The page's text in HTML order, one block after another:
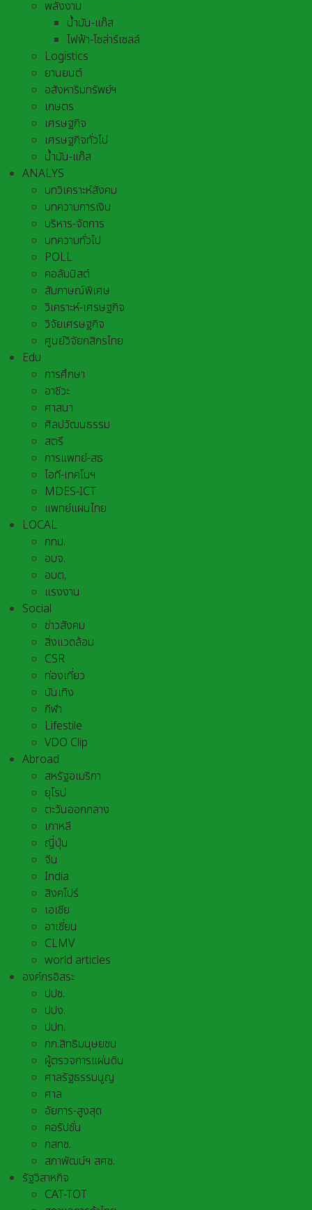
พลังงาน
น้ำมัน-แก๊ส
ไฟฟ้า-โซล่าร์เซลล์
Logistics
ยานยนต์
อสังหาริมทรัพย์ฯ
เกษตร
เศรษฐกิจ
เศรษฐกิจทั่วไป
น้ำมัน-แก๊ส
ANALYS
บทวิเคราะห์สังคม
บทความการเงิน
บริหาร-จัดการ
บทความทั่วไป
POLL
คอลัมนิสต์
สัมภาษณ์พิเศษ
วิเคราะห์-เศรษฐกิจ
วิจัยเศรษฐกิจ
ศูนย์วิจัยกสิกรไทย
Edu
การศึกษา
อาชีวะ
ศาสนา
ศิลปวัฒนธรรม
สตรี
การแพทย์-สธ
ไอที-เทคโนฯ
MDES-ICT
แพทย์แผนไทย
LOCAL
กทม.
อบจ.
อบต,
แรงงาน
Social
ข่าวสังคม
สิ่งแวดล้อม
CSR
ท่องเที่ยว
บันเทิง
กีฬา
Lifestile
VDO Clip
Abroad
สหรัฐอเมริกา
ยุโรป
ตะวันออกกลาง
เกาหลี
ญี่ปุ่น
จีน
India
สิงคโปร์
เอเชีย
อาเชี่ยน
CLMV
world articles
องค์กรอิสระ
ปปช.
ปปง.
ปปท.
กก.สิทธิมนุษยชน
ผู้ตรวจการแผ่นดิน
ศาลรัฐธรรมนูญ
ศาล
อัยการ-สูงสุด
คอรัปชั่น
กสทช.
สภาพัฒน์ฯ สศช.
รัฐวิสาหกิจ
CAT-TOT